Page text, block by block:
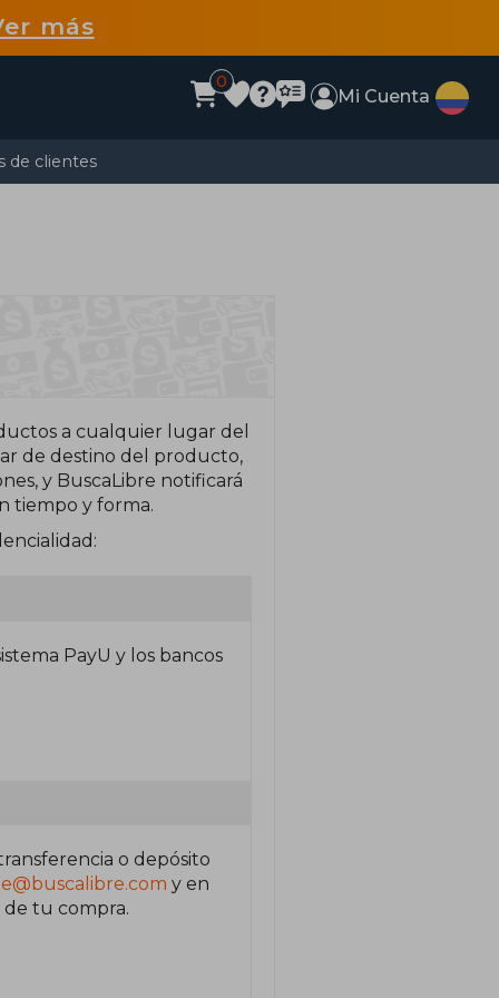
más
0
Mi Cuenta
de clientes
a cualquier lugar del
de destino del producto,
y BuscaLibre notificará
tiempo y forma.
PayU y los bancos
o depósito
y en
de tu compra.